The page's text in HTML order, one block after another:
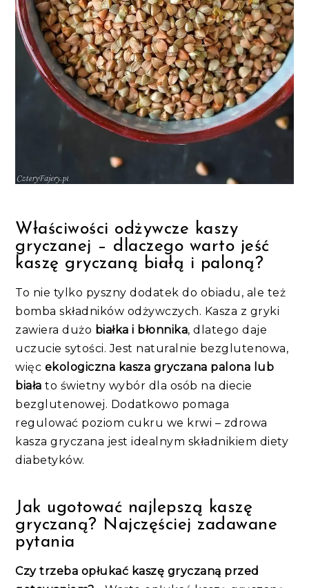
Właściwości odżywcze kaszy
gryczanej – dlaczego warto jeść
kaszę gryczaną białą i paloną?
To nie tylko pyszny dodatek do obiadu, ale też
bomba składników odżywczych. Kasza z gryki
zawiera dużo białka i błonnika, dlatego daje
uczucie sytości. Jest naturalnie bezglutenowa,
więc ekologiczna kasza gryczana palona lub
biała to świetny wybór dla osób na diecie
bezglutenowej. Dodatkowo pomaga
regulować poziom cukru we krwi – zdrowa
kasza gryczana jest idealnym składnikiem diety
diabetyków.
Jak ugotować najlepszą kaszę
gryczaną? Najczęściej zadawane
pytania
Czy trzeba opłukać kaszę gryczaną przed